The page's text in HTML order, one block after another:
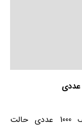
لیبل صدفی 70×100 میلیمتر تک ردیف 1000 عددی حالت